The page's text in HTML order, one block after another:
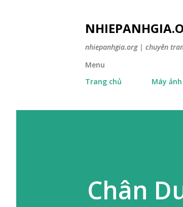
nhiepanhgia.org | chuyên
Menu
Trang chủ
Máy
Chân